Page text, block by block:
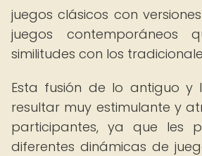
juegos clásicos con
juegos contemporáneos
similitudes con los
Esta fusión de lo antiguo y
resultar muy estimulante y
participantes, ya que les
diferentes dinámicas de